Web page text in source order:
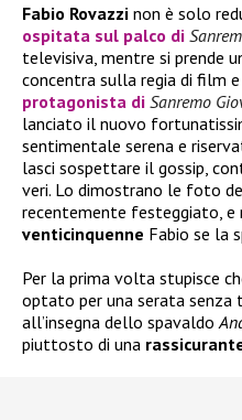
Fabio Rovazzi non è solo
ospitata sul palco di
televisiva, mentre si prende
concentra sulla regia di film
protagonista di Sanremo
lanciato il nuovo
sentimentale serena e
lasci sospettare il gossip,
veri. Lo dimostrano le foto
recentemente festeggiato, e
venticinquenne Fabio se la
Per la prima volta stupisce
optato per una serata senza
all’insegna dello spavaldo
piuttosto di una